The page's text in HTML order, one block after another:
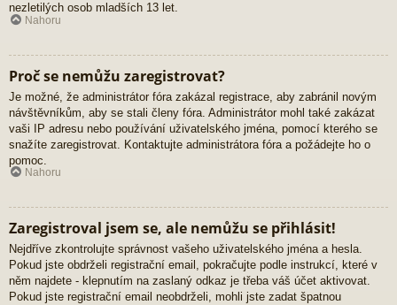
nezletilých osob mladších 13 let.
Nahoru
Proč se nemůžu zaregistrovat?
Je možné, že administrátor fóra zakázal registrace, aby zabránil novým
návštěvníkům, aby se stali členy fóra. Administrátor mohl také zakázat
vaši IP adresu nebo používání uživatelského jména, pomocí kterého se
snažíte zaregistrovat. Kontaktujte administrátora fóra a požádejte ho o
pomoc.
Nahoru
Zaregistroval jsem se, ale nemůžu se přihlásit!
Nejdříve zkontrolujte správnost vašeho uživatelského jména a hesla.
Pokud jste obdrželi registrační email, pokračujte podle instrukcí, které v
něm najdete - klepnutím na zaslaný odkaz je třeba váš účet aktivovat.
Pokud jste registrační email neobdrželi, mohli jste zadat špatnou